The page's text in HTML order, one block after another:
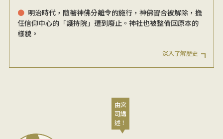
明治時代，隨著神佛分離令的施行，神佛習合被解除，擔
任信仰中心的「護持院」遭到廢止。神社也被整備回原本的
樣貌。
深入了解歷史
由宮
司講
述！